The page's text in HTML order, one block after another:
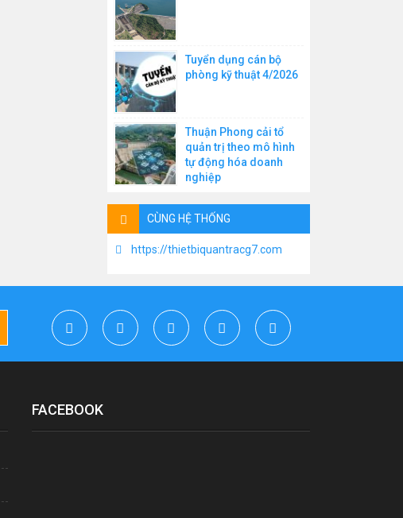
Máy đo áp suất
Máy đo tốc độ gióTuyển dụng cán bộ
phòng kỹ thuật 4/2026
Thuận Phong cải tổ
quản trị theo mô hình
tự động hóa doanh
nghiệp
CÙNG HỆ THỐNG
https://thietbiquantracg7.com
FACEBOOK